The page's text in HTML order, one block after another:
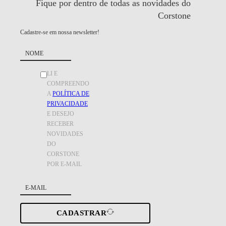
Fique por dentro de todas as novidades do
Corstone
Cadastre-se em nossa newsletter!
LI E
COMPREENDO
A POLÍTICA DE
PRIVACIDADE
E DESEJO
RECEBER
NOVIDADES
DO
CORSTONE
POR E-MAIL
CADASTRAR